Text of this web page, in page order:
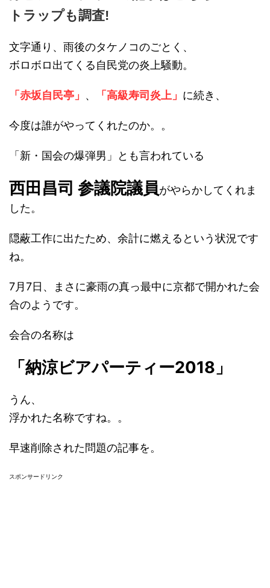
トラップも調査!
文字通り、雨後のタケノコのごとく、
ボロボロ出てくる自民党の炎上騒動。
「赤坂自民亭」 、 「高級寿司炎上」 に続き、
今度は誰がやってくれたのか。。
「新・国会の爆弾男」とも言われている
西田昌司 参議院議員がやらかしてくれま
した。
隠蔽工作に出たため、余計に燃えるという状況です
ね。
7月7日、まさに豪雨の真っ最中に京都で開かれた会
合のようです。
会合の名称は
「納涼ビアパーティー2018」
うん、
浮かれた名称ですね。。
早速削除された問題の記事を。
スポンサードリンク